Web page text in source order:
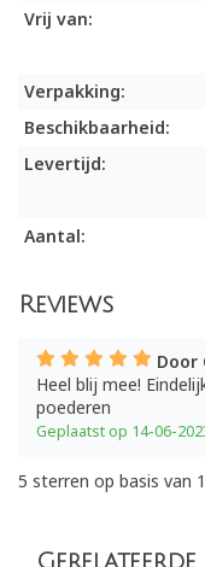
Vrij van:
Verpakking:
Beschikbaarheid:
Levertijd:
Aantal:
Reviews
Door
Heel blij mee!
poederen
Geplaatst op 14-06-
5 sterren op basis van 1